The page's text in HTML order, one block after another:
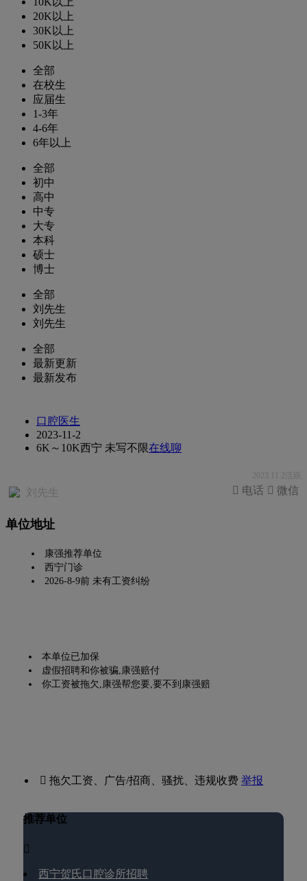
20K以上
30K以上
50K以上
全部
在校生
应届生
1-3年
4-6年
6年以上
全部
初中
高中
中专
大专
本科
硕士
博士
全部
刘先生
刘先生
全部
最新更新
最新发布
口腔医生
2023-11-2
6K～10K西宁 未写不限在线聊
2023.11.2活跃
刘先生  微信
 电话
单位地址
康强推荐单位
西宁门诊
2026-8-9前 未有工资纠纷
本单位已加保
虚假招聘和你被骗,康强赔付
你工资被拖欠,康强帮您要,要不到康强赔
 拖欠工资、广告/招商、骚扰、违规收费举报
推荐单位

西宁贺氏口腔诊所招聘